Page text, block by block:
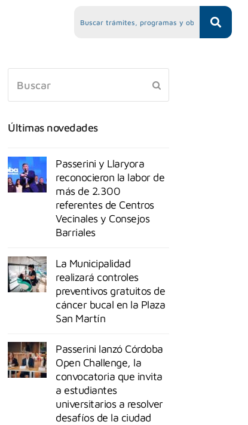
Últimas novedades
Passerini y Llaryora
reconocieron la labor de
más de 2.300
referentes de Centros
Vecinales y Consejos
Barriales
La Municipalidad
realizará controles
preventivos gratuitos de
cáncer bucal en la Plaza
San Martín
Passerini lanzó Córdoba
Open Challenge, la
convocatoria que invita
a estudiantes
universitarios a resolver
desafíos de la ciudad